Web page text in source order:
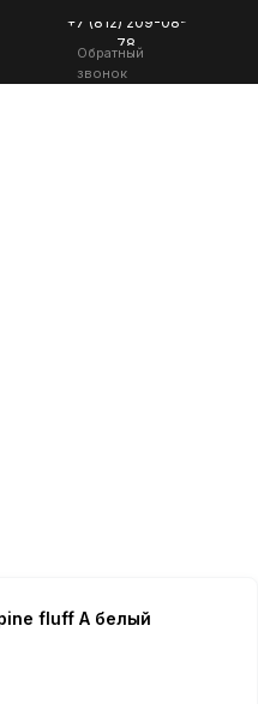
+7 (812) 209-08-
78
Обратный
звонок
fluff A белый